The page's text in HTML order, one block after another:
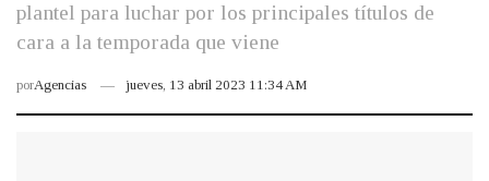
plantel para luchar por los principales títulos de
cara a la temporada que viene
porAgencias jueves, 13 abril 2023 11:34 AM